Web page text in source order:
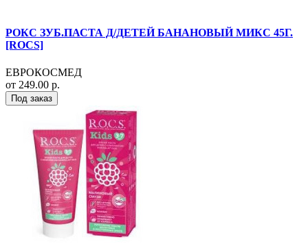
РОКС ЗУБ.ПАСТА Д/ДЕТЕЙ БАНАНОВЫЙ МИКС 45Г.
[ROCS]
ЕВРОКОСМЕД
от 249.00 р.
Под заказ